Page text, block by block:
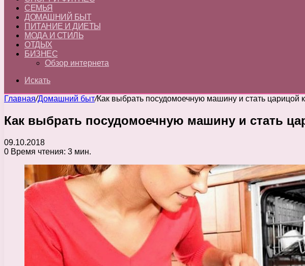
СЕМЬЯ
ДОМАШНИЙ БЫТ
ПИТАНИЕ И ДИЕТЫ
МОДА И СТИЛЬ
ОТДЫХ
БИЗНЕС
Обзор интернета
Искать
Главная/Домашний быт/Как выбрать посудомоечную машину и стать царицой
Как выбрать посудомоечную машину и стать
09.10.2018
0 Время чтения: 3 мин.